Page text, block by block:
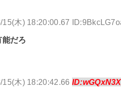
15(木) 18:20:00.67
能だろ
15(木) 18:20:42.66